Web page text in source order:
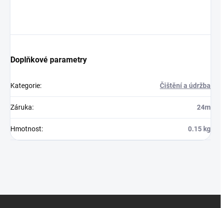
Doplňkové parametry
Kategorie: Čištění a údržba
Záruka: 24m
Hmotnost: 0.15 kg